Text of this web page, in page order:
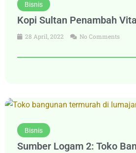
Bisnis
Kopi Sultan Penambah
28 April, 2022 No Comments
Bisnis
Sumber Logam 2: Toko